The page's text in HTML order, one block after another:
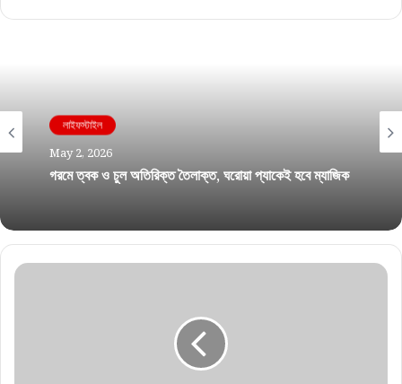
লাইফস্টাইল
May 2, 2026
April 27, 2026
সাদা চুল নিয়ে চিন্তিত? আমলকী ও কারিপাতার জাদুকরী ম্যাজিক